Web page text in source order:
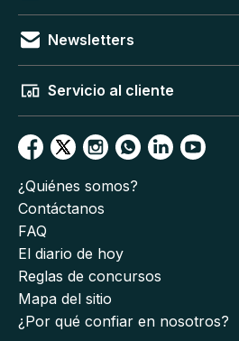
Newsletters
Servicio al cliente
¿Quiénes somos?
Contáctanos
FAQ
El diario de hoy
Reglas de concursos
Mapa del sitio
¿Por qué confiar en nosotros?